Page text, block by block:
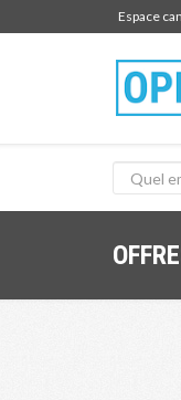
Espace